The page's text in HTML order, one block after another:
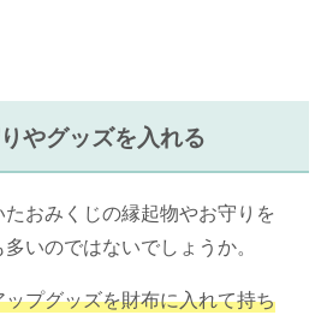
やグッズを入れる
おみくじの縁起物やお守りを
いのではないでしょうか。
プグッズを財布に入れて持ち